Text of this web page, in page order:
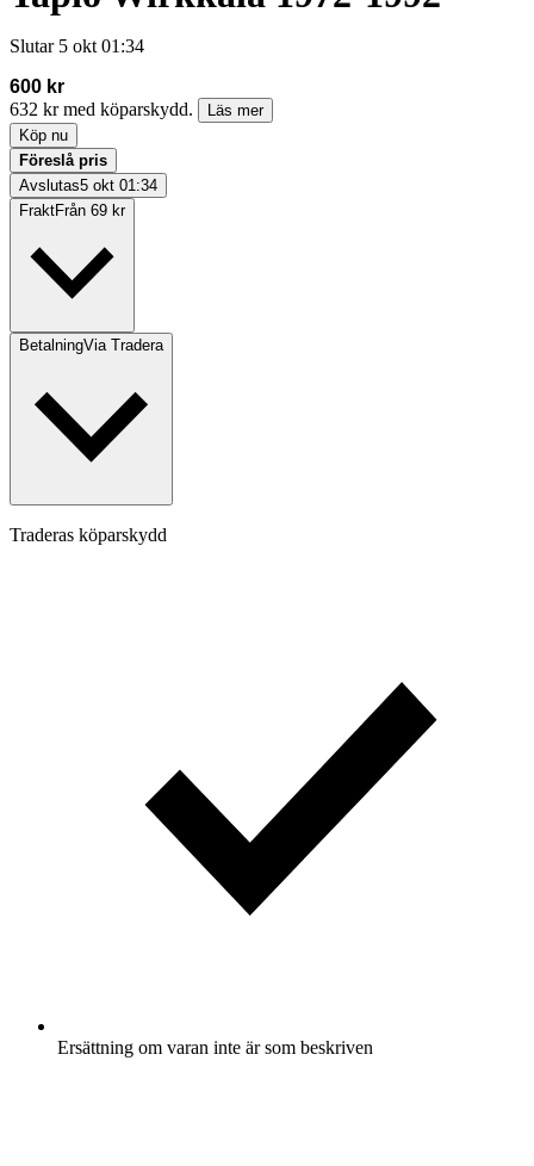
Slutar 5 okt 01:34
600 kr
632 kr med köparskydd.
Läs mer
Köp nu
Föreslå pris
Avslutas5 okt 01:34
FraktFrån 69 kr
BetalningVia Tradera
Traderas köparskydd
Ersättning om varan inte är som beskriven